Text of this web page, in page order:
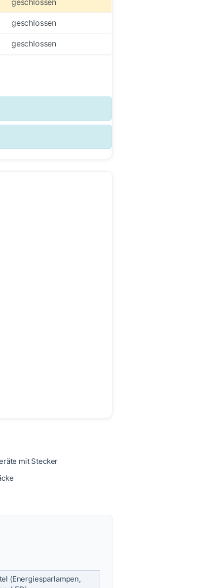
geschlossen
geschlossen
geschlossen
mit Stecker
(Energiesparlampen,